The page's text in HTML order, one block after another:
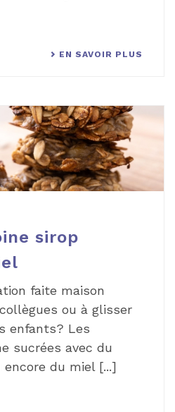
EN SAVOIR PLUS
sirop
faite maison
ou à glisser
enfants? Les
sucrées avec du
encore du miel [...]